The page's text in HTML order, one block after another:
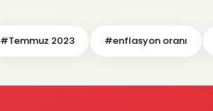
#Temmuz 2023 #enflasyon oranı